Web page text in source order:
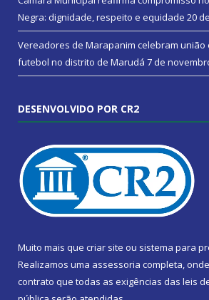
Negra: dignidade, respeito e equidade 20
Vereadores de Marapanim celebram união
futebol no distrito de Marudá 7 de
DESENVOLVIDO POR CR2
Muito mais que criar site ou sistema para
Realizamos uma assessoria completa,
contrato que todas as exigências das leis